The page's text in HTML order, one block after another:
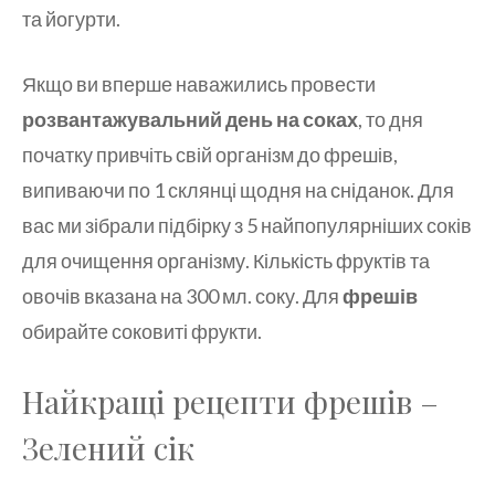
та йогурти.
Якщо ви вперше наважились провести
розвантажувальний день на соках, то дня
початку привчіть свій організм до фрешів,
випиваючи по 1 склянці щодня на сніданок. Для
вас ми зібрали підбірку з 5 найпопулярніших соків
для очищення організму. Кількість фруктів та
овочів вказана на 300 мл. соку. Дляфрешів
обирайте соковиті фрукти.
Найкращі рецепти фрешів –
Зелений сік